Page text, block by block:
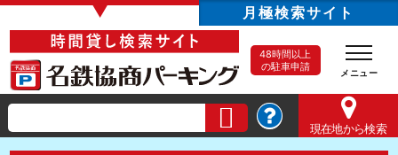
▼ 月極検索サイト
48時間以上
の駐車申請
現在地から検索